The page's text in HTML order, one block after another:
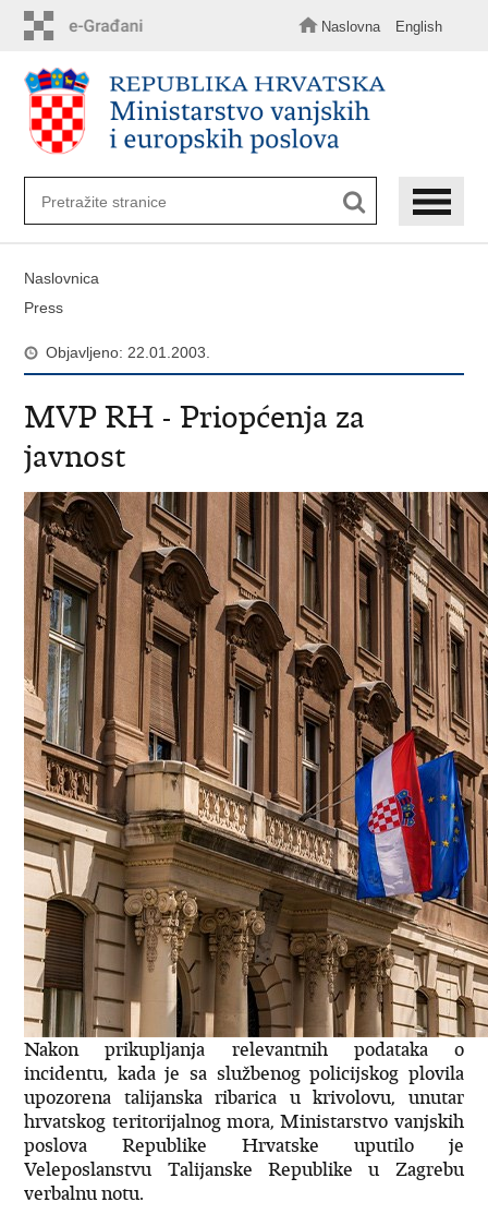
sadržaj
Naslovna English
Naslovnica
Press
Objavljeno: 22.01.2003.
MVP RH - Priopćenja za
javnost
Nakon prikupljanja relevantnih podataka o
incidentu, kada je sa službenog policijskog plovila
upozorena talijanska ribarica u krivolovu, unutar
hrvatskog teritorijalnog mora, Ministarstvo vanjskih
poslova Republike Hrvatske uputilo je
Veleposlanstvu Talijanske Republike u Zagrebu
verbalnu notu.